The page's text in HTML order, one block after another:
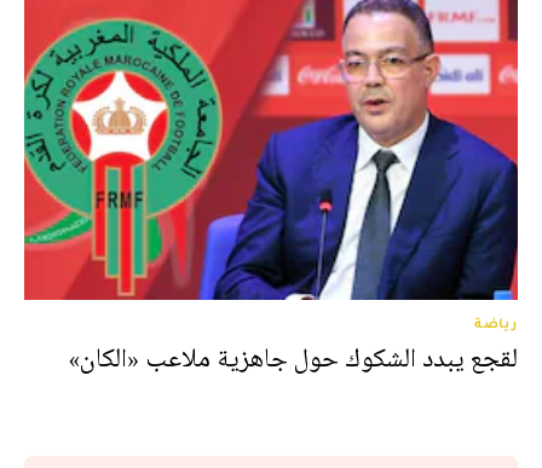
رياضة
لقجع يبدد الشكوك حول جاهزية ملاعب «الكان»